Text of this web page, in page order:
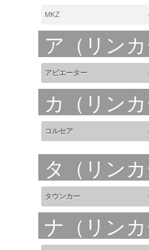
MKZ
ア（リン
アビエーター
カ（リン
コルセア
タ（リン
タウンカー
ナ（リン